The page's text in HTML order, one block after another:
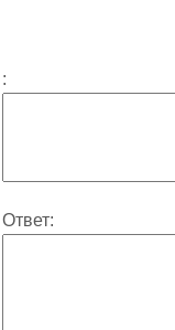
:
Ответ: